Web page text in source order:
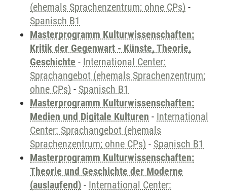
(ehemals Sprachenzentrum; ohne CPs) -
Spanisch B1
Masterprogramm Kulturwissenschaften:
Kritik der Gegenwart - Künste, Theorie,
Geschichte - International Center:
Sprachangebot (ehemals Sprachenzentrum;
ohne CPs) - Spanisch B1
Masterprogramm Kulturwissenschaften:
Medien und Digitale Kulturen - International
Center: Sprachangebot (ehemals
Sprachenzentrum; ohne CPs) - Spanisch B1
Masterprogramm Kulturwissenschaften:
Theorie und Geschichte der Moderne
(auslaufend) - International Center: